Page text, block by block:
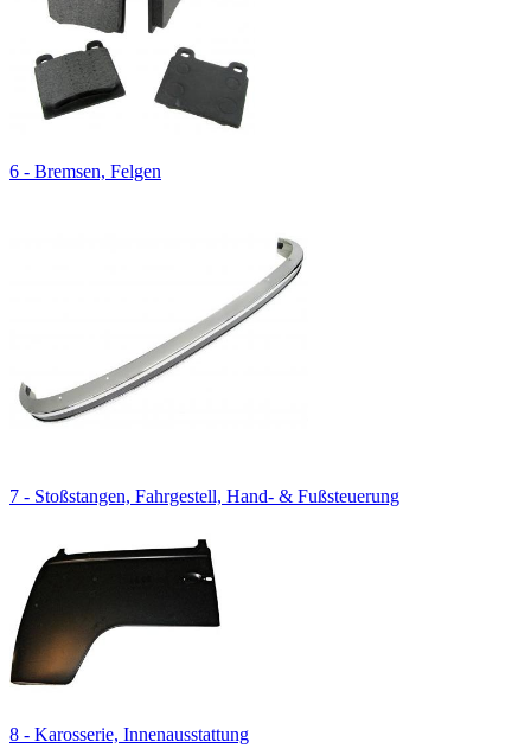
6 - Bremsen, Felgen
7 - Stoßstangen, Fahrgestell, Hand- & Fußsteuerung
8 - Karosserie, Innenausstattung